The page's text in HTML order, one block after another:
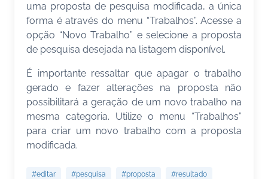
uma proposta de pesquisa modificada, a única
forma é através do menu “Trabalhos”. Acesse a
opção “Novo Trabalho” e selecione a proposta
de pesquisa desejada na listagem disponível.
É importante ressaltar que apagar o trabalho
gerado e fazer alterações na proposta não
possibilitará a geração de um novo trabalho na
mesma categoria. Utilize o menu “Trabalhos”
para criar um novo trabalho com a proposta
modificada.
#editar #pesquisa #proposta #resultado